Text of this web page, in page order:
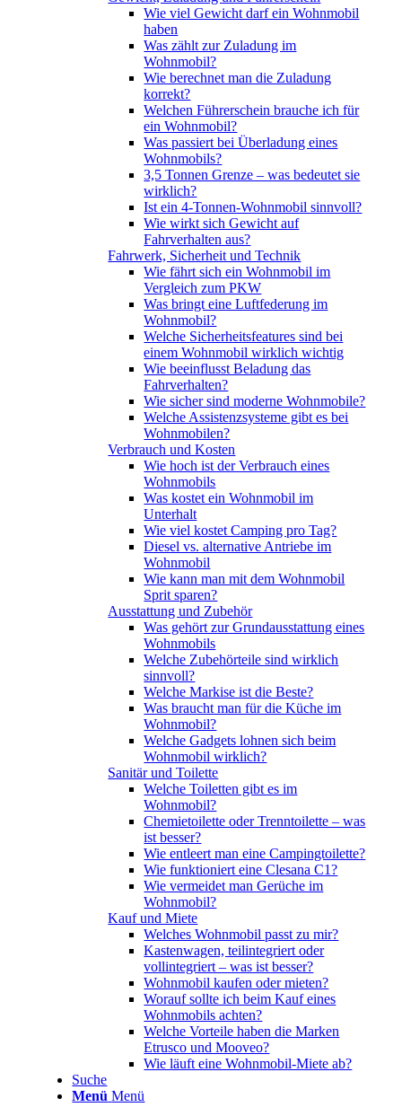
Wie viel Gewicht darf ein Wohnmobil
haben
Was zählt zur Zuladung im
Wohnmobil?
Wie berechnet man die Zuladung
korrekt?
Welchen Führerschein brauche ich für
ein Wohnmobil?
Was passiert bei Überladung eines
Wohnmobils?
3,5 Tonnen Grenze – was bedeutet sie
wirklich?
Ist ein 4-Tonnen-Wohnmobil sinnvoll?
Wie wirkt sich Gewicht auf
Fahrverhalten aus?
Fahrwerk, Sicherheit und Technik
Wie fährt sich ein Wohnmobil im
Vergleich zum PKW
Was bringt eine Luftfederung im
Wohnmobil?
Welche Sicherheitsfeatures sind bei
einem Wohnmobil wirklich wichtig
Wie beeinflusst Beladung das
Fahrverhalten?
Wie sicher sind moderne Wohnmobile?
Welche Assistenzsysteme gibt es bei
Wohnmobilen?
Verbrauch und Kosten
Wie hoch ist der Verbrauch eines
Wohnmobils
Was kostet ein Wohnmobil im
Unterhalt
Wie viel kostet Camping pro Tag?
Diesel vs. alternative Antriebe im
Wohnmobil
Wie kann man mit dem Wohnmobil
Sprit sparen?
Ausstattung und Zubehör
Was gehört zur Grundausstattung eines
Wohnmobils
Welche Zubehörteile sind wirklich
sinnvoll?
Welche Markise ist die Beste?
Was braucht man für die Küche im
Wohnmobil?
Welche Gadgets lohnen sich beim
Wohnmobil wirklich?
Sanitär und Toilette
Welche Toiletten gibt es im
Wohnmobil?
Chemietoilette oder Trenntoilette – was
ist besser?
Wie entleert man eine Campingtoilette?
Wie funktioniert eine Clesana C1?
Wie vermeidet man Gerüche im
Wohnmobil?
Kauf und Miete
Welches Wohnmobil passt zu mir?
Kastenwagen, teilintegriert oder
vollintegriert – was ist besser?
Wohnmobil kaufen oder mieten?
Worauf sollte ich beim Kauf eines
Wohnmobils achten?
Welche Vorteile haben die Marken
Etrusco und Mooveo?
Wie läuft eine Wohnmobil-Miete ab?
Suche
Menü Menü